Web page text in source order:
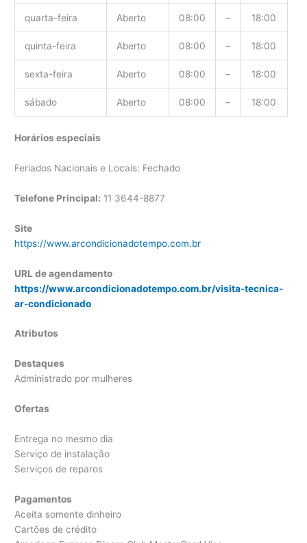
quarta-feira Aberto 08:00 – 18:00
quinta-feira Aberto 08:00 – 18:00
sexta-feira Aberto 08:00 – 18:00
sábado Aberto 08:00 – 18:00
Horários especiais
Feriados Nacionais e Locais: Fechado
Telefone Principal: 11 3644-8877
Site
https://www.arcondicionadotempo.com.br
URL de agendamento
https://www.arcondicionadotempo.com.br/visita-tecnica-
ar-condicionado
Atributos
Destaques
Administrado por mulheres
Ofertas
Entrega no mesmo dia
Serviço de instalação
Serviços de reparos
Pagamentos
Aceita somente dinheiro
Cartões de crédito